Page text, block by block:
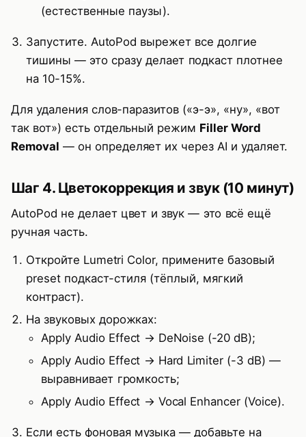
(естественные паузы).
Запустите. AutoPod вырежет все долгие
тишины — это сразу делает подкаст плотнее
на 10-15%.
Для удаления слов-паразитов («э-э», «ну», «вот
так вот») есть отдельный режим Filler Word
Removal — он определяет их через AI и удаляет.
Шаг 4. Цветокоррекция и звук (10 минут)
AutoPod не делает цвет и звук — это всё ещё
ручная часть.
Откройте Lumetri Color, примените базовый
preset подкаст-стиля (тёплый, мягкий
контраст).
На звуковых дорожках:
Apply Audio Effect → DeNoise (-20 dB);
Apply Audio Effect → Hard Limiter (-3 dB) —
выравнивает громкость;
Apply Audio Effect → Vocal Enhancer (Voice).
Если есть фоновая музыка — добавьте на